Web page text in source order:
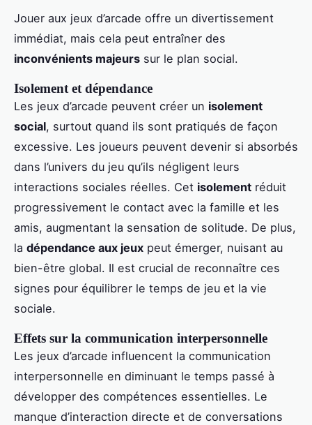
Jouer aux jeux d’arcade offre un divertissement
immédiat, mais cela peut entraîner des
inconvénients majeurs sur le plan social.
Isolement et dépendance
Les jeux d’arcade peuvent créer un isolement
social, surtout quand ils sont pratiqués de façon
excessive. Les joueurs peuvent devenir si absorbés
dans l’univers du jeu qu’ils négligent leurs
interactions sociales réelles. Cet isolement réduit
progressivement le contact avec la famille et les
amis, augmentant la sensation de solitude. De plus,
la dépendance aux jeux peut émerger, nuisant au
bien-être global. Il est crucial de reconnaître ces
signes pour équilibrer le temps de jeu et la vie
sociale.
Effets sur la communication interpersonnelle
Les jeux d’arcade influencent la communication
interpersonnelle en diminuant le temps passé à
développer des compétences essentielles. Le
manque d’interaction directe et de conversations